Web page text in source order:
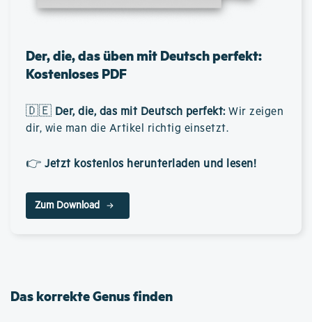
Der, die, das üben mit Deutsch perfekt:
Kostenloses PDF
🇩🇪 Der, die, das mit Deutsch perfekt: Wir zeigen
dir, wie man die Artikel richtig einsetzt.
👉 Jetzt kostenlos herunterladen und lesen!
Zum Download
Das korrekte Genus finden